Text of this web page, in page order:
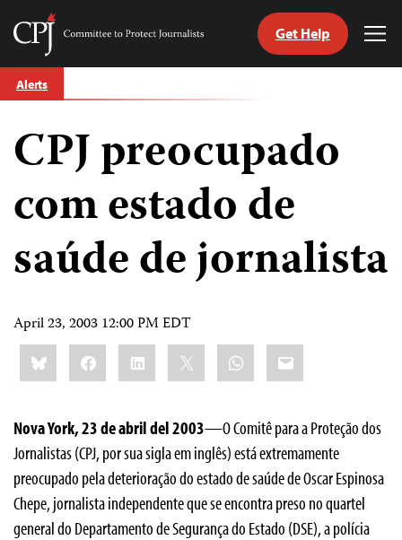
Skip
to
Committee
Journalists
Get Help
Alerts
CPJ preocupado
com estado de
saúde de jornalista
April 23, 2003 12:00 PM EDT
Share
this:BlueskyFacebookLinkedIn WhatsApp
Email
Nova York, 23 de abril del 2003—O Comitê para a Proteção dos
Jornalistas (CPJ, por sua sigla em inglês) está extremamente
preocupado pela deterioração do estado de saúde de Oscar Espinosa
Chepe, jornalista independente que se encontra preso no quartel
general do Departamento de Segurança do Estado (DSE), a polícia